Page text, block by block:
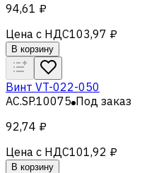
94,61 ₽
Цена с НДС103,97 ₽
В корзину
Винт VT-022-050
AC.SP.10075 Под заказ
92,74 ₽
Цена с НДС101,92 ₽
В корзину